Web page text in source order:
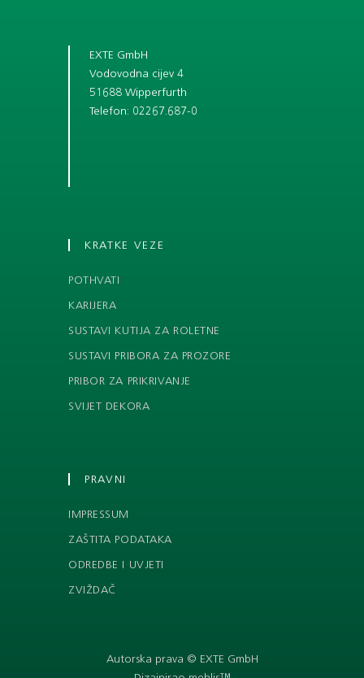
EXTE GmbH
Vodovodna cijev 4
51688 Wipperfurth
Telefon: 02267.687-0
Autorska prava © EXTE GmbH
KRATKE VEZE
POTHVATI
KARIJERA
SUSTAVI KUTIJA ZA ROLETNE
SUSTAVI PRIBORA ZA PROZORE
PRIBOR ZA PRIKRIVANJE
SVIJET DEKORA
PRAVNI
IMPRESSUM
ZAŠTITA PODATAKA
ODREDBE I UVJETI
ZVIŽDAČ